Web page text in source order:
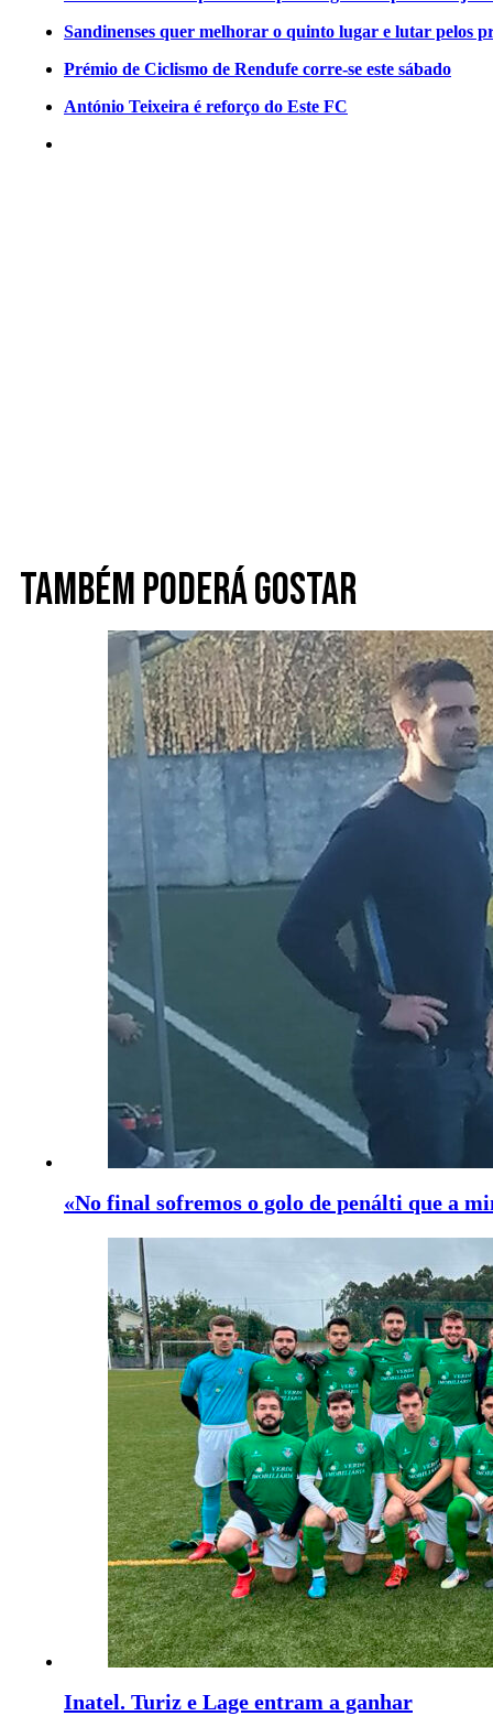
Sandinenses quer melhorar o quinto lugar e lutar pelos
Prémio de Ciclismo de Rendufe corre-se este sábado
António Teixeira é reforço do Este FC
Também poderá gostar
«No final sofremos o golo de penálti que a
Inatel. Turiz e Lage entram a ganhar